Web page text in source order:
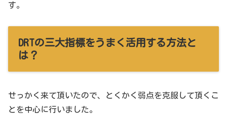
す。
DRTの三大指標をうまく活用する方法と
は？
せっかく来て頂いたので、とくかく弱点を克服して頂くこ
とを中心に行いました。